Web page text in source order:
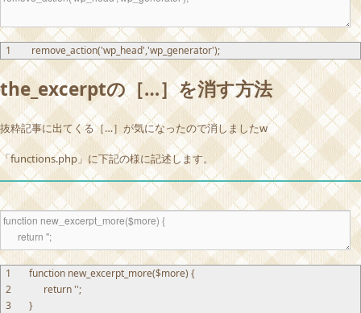
1 remove_action('wp_head','wp_generator');
the_excerptの［…］を消す方法
抜粋記事に出てくる［…］が気になったので消しましたw
「functions.php」に下記の様に記述します。
1
2
3
function new_excerpt_more($more) {
return'';
}